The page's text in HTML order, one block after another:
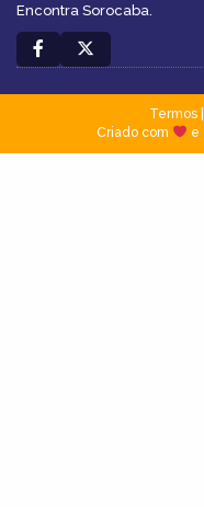
Encontra Sorocaba.
Termos|
Criado com
e